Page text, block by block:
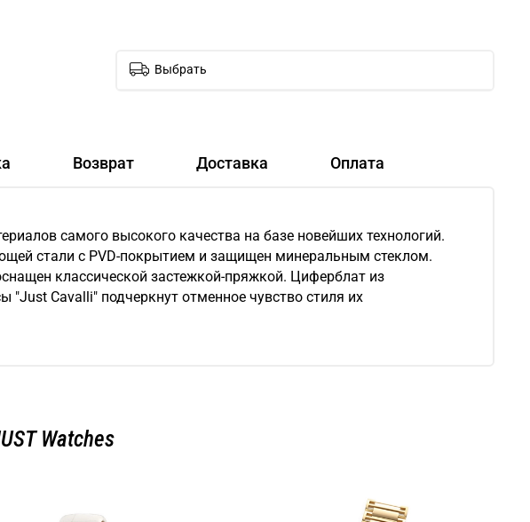
Выбрать
Возврат Доставка Оплата
самого высокого качества на базе новейших технологий.
стали с PVD-покрытием и защищен минеральным стеклом.
классической застежкой-пряжкой. Циферблат из
Cavalli" подчеркнут отменное чувство стиля их
Watches